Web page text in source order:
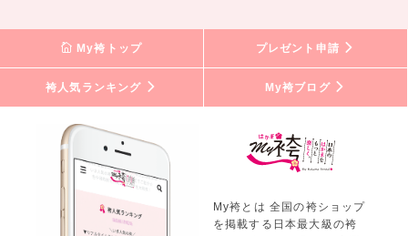
My袴トップ プレゼント申請
袴人気ランキング My袴ブログ
My袴とは 全国の袴ショップ
を掲載する日本最大級の袴